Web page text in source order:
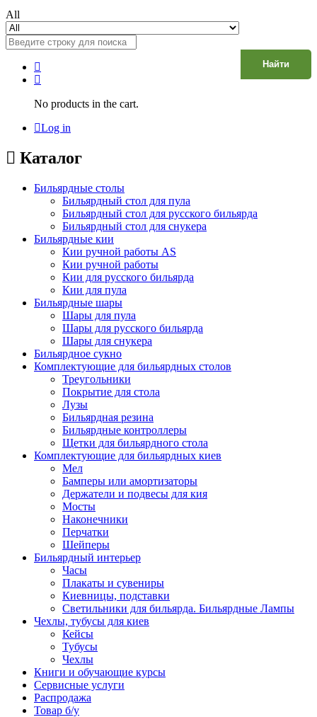
All
Найти
No products in the cart.
Log in
Каталог
Бильярдные столы
Бильярдный стол для пула
Бильярдный стол для русского бильярда
Бильярдный стол для снукера
Бильярдные кии
Кии ручной работы AS
Кии ручной работы
Кии для русского бильярда
Кии для пула
Бильярдные шары
Шары для пула
Шары для русского бильярда
Шары для снукера
Бильярдное сукно
Комплектующие для бильярдных столов
Треугольники
Покрытие для стола
Лузы
Бильярдная резина
Бильярдные контроллеры
Щетки для бильярдного стола
Комплектующие для бильярдных киев
Мел
Бамперы или амортизаторы
Держатели и подвесы для кия
Мосты
Наконечники
Перчатки
Шейперы
Бильярдный интерьер
Часы
Плакаты и сувениры
Киевницы, подставки
Светильники для бильярда. Бильярдные Лампы
Чехлы, тубусы для киев
Кейсы
Тубусы
Чехлы
Книги и обучающие курсы
Сервисные услуги
Распродажа
Товар б/у